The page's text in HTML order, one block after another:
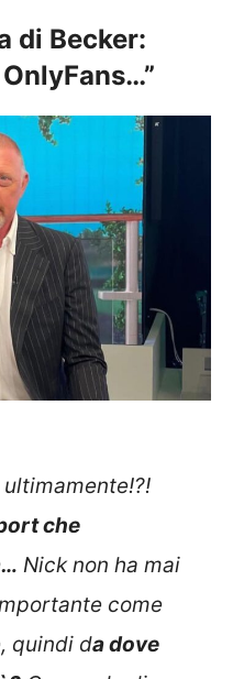
di Becker:
che
Nick non ha mai
come
quindi da dove